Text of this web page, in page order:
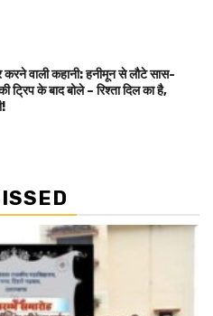
करने वाली कहानी: हनीमून से लौटे सास-
ट्रिप के बाद बोले – रिश्ता दिल का है,